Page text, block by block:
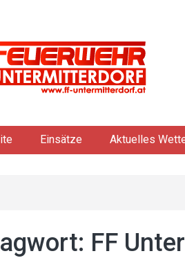
Einsätze Aktuelles
FF